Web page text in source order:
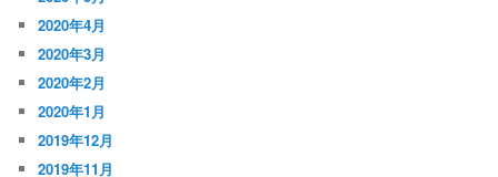
2020年4月
2020年3月
2020年2月
2020年1月
2019年12月
2019年11月